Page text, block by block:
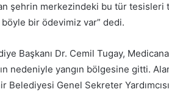
şehrin merkezindeki bu tür tesisleri
bir ödevimiz var” dedi.
Başkanı Dr. Cemil Tugay,
nedeniyle yangın bölgesine gitti.
Belediyesi Genel Sekreter